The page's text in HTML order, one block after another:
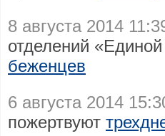
8 августа 2014
отделений
беженцев
6 августа 2014
пожертвуют